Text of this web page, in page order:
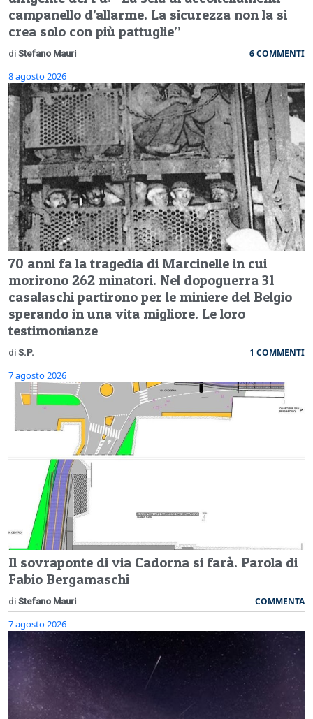
campanello d’allarme. La sicurezza non la si
crea solo con più pattuglie”
di Stefano Mauri 6 COMMENTI
8 agosto 2026
70 anni fa la tragedia di Marcinelle in cui
morirono 262 minatori. Nel dopoguerra 31
casalaschi partirono per le miniere del Belgio
sperando in una vita migliore. Le loro
testimonianze
di S.P. 1 COMMENTI
7 agosto 2026
Il sovraponte di via Cadorna si farà. Parola di
Fabio Bergamaschi
di Stefano Mauri COMMENTA
7 agosto 2026